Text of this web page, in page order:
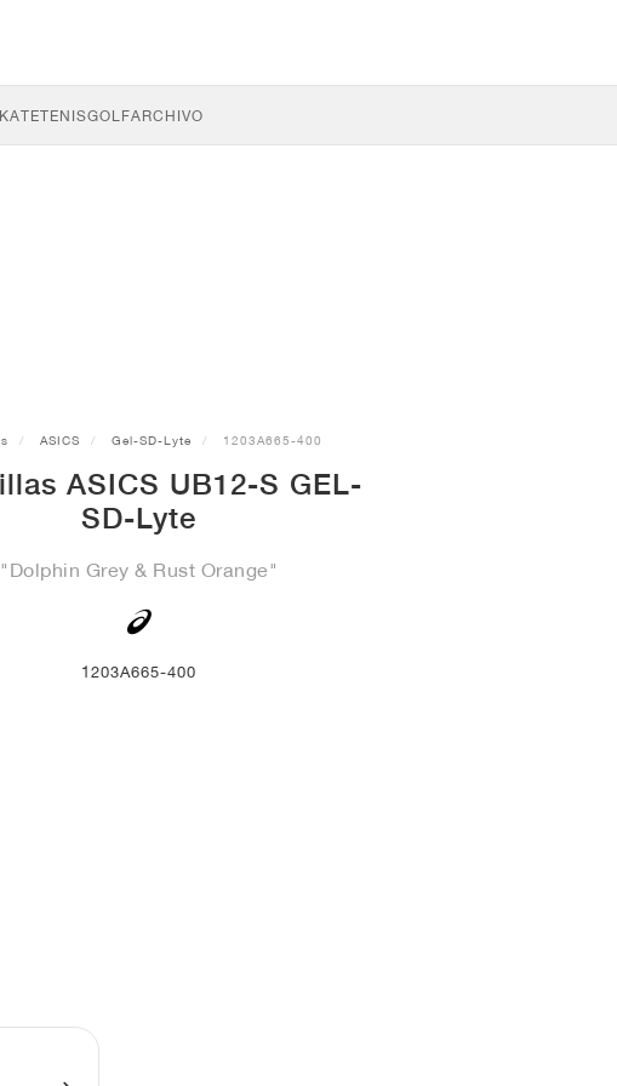
TENISGOLFARCHIVO
ASICS Gel-SD-Lyte 1203A665-400
ASICS UB12-S GEL-
SD-Lyte
"Dolphin Grey & Rust Orange"
1203A665-400